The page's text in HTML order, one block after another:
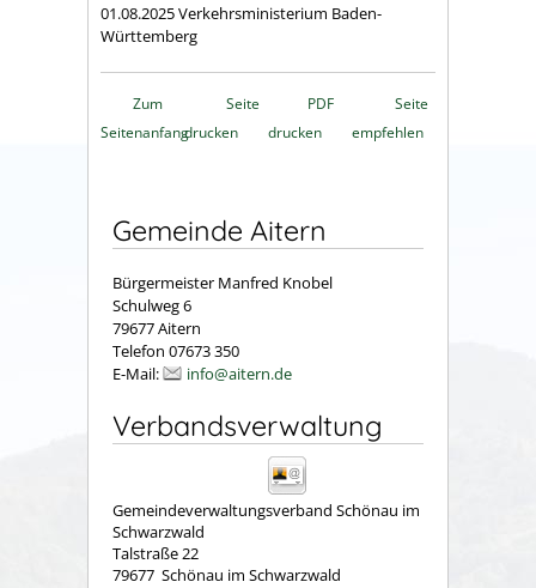
01.08.2025 Verkehrsministerium Baden-
Württemberg
Zum
Seitenanfang
Seite
drucken
PDF
drucken
Seite
empfehlen
Gemeinde Aitern
Bürgermeister Manfred Knobel
Schulweg 6
79677 Aitern
Telefon 07673 350
E-Mail:
info@aitern.de
Verbandsverwaltung
Gemeindeverwaltungsverband Schönau im
Schwarzwald
Talstraße 22
79677 Schönau im Schwarzwald